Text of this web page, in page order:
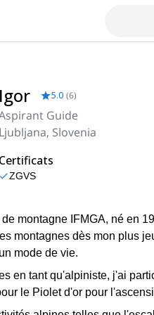
Igor 5.0 (6)
Guide
Ljubljana, Slovenia
Certificats
ZGVS
montagne IFMGA, né en
montagnes dès mon plus
mode de vie.
en tant qu'alpiniste, j'ai
le Piolet d'or pour